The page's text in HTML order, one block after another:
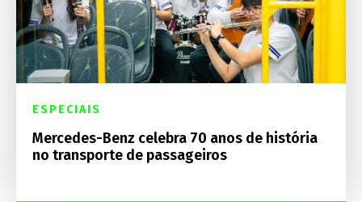
ESPECIAIS
Mercedes-Benz celebra 70 anos de história
no transporte de passageiros